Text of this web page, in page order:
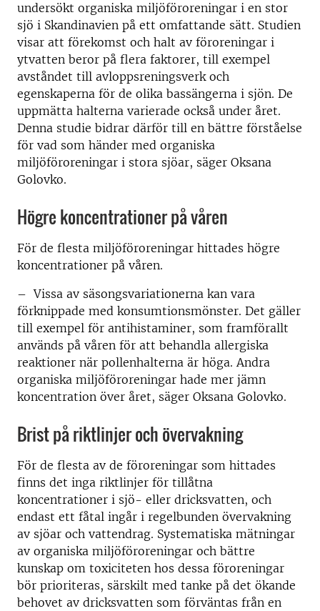
undersökt organiska miljöföroreningar i en stor
sjö i Skandinavien på ett omfattande sätt. Studien
visar att förekomst och halt av föroreningar i
ytvatten beror på flera faktorer, till exempel
avståndet till avloppsreningsverk och
egenskaperna för de olika bassängerna i sjön. De
uppmätta halterna varierade också under året.
Denna studie bidrar därför till en bättre förståelse
för vad som händer med organiska
miljöföroreningar i stora sjöar, säger Oksana
Golovko.
Högre koncentrationer på våren
För de flesta miljöföroreningar hittades högre
koncentrationer på våren.
– Vissa av säsongsvariationerna kan vara
förknippade med konsumtionsmönster. Det gäller
till exempel för antihistaminer, som framförallt
används på våren för att behandla allergiska
reaktioner när pollenhalterna är höga. Andra
organiska miljöföroreningar hade mer jämn
koncentration över året, säger Oksana Golovko.
Brist på riktlinjer och övervakning
För de flesta av de föroreningar som hittades
finns det inga riktlinjer för tillåtna
koncentrationer i sjö- eller dricksvatten, och
endast ett fåtal ingår i regelbunden övervakning
av sjöar och vattendrag. Systematiska mätningar
av organiska miljöföroreningar och bättre
kunskap om toxiciteten hos dessa föroreningar
bör prioriteras, särskilt med tanke på det ökande
behovet av dricksvatten som förväntas från en